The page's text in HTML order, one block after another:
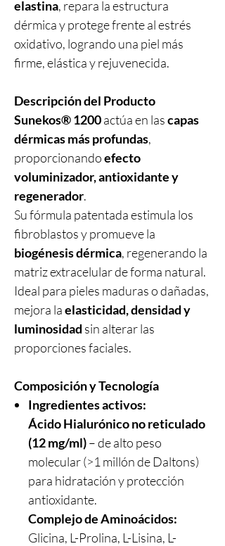
elastina, repara la estructura
dérmica y protege frente al estrés
oxidativo, logrando una piel más
firme, elástica y rejuvenecida.
Descripción del Producto
Sunekos® 1200actúa en lascapas
dérmicas más profundas,
proporcionandoefecto
voluminizador, antioxidante y
regenerador.
Su fórmula patentada estimula los
fibroblastos y promueve la
biogénesis dérmica, regenerando la
matriz extracelular de forma natural.
Ideal para pieles maduras o dañadas,
mejora laelasticidad, densidad y
luminosidad sin alterar las
proporciones faciales.
Composición y Tecnología
Ingredientes activos:
Ácido Hialurónico no reticulado
(12 mg/ml)– de alto peso
molecular (>1 millón de Daltons)
para hidratación y protección
antioxidante.
Complejo de Aminoácidos:
Glicina, L-Prolina, L-Lisina, L-